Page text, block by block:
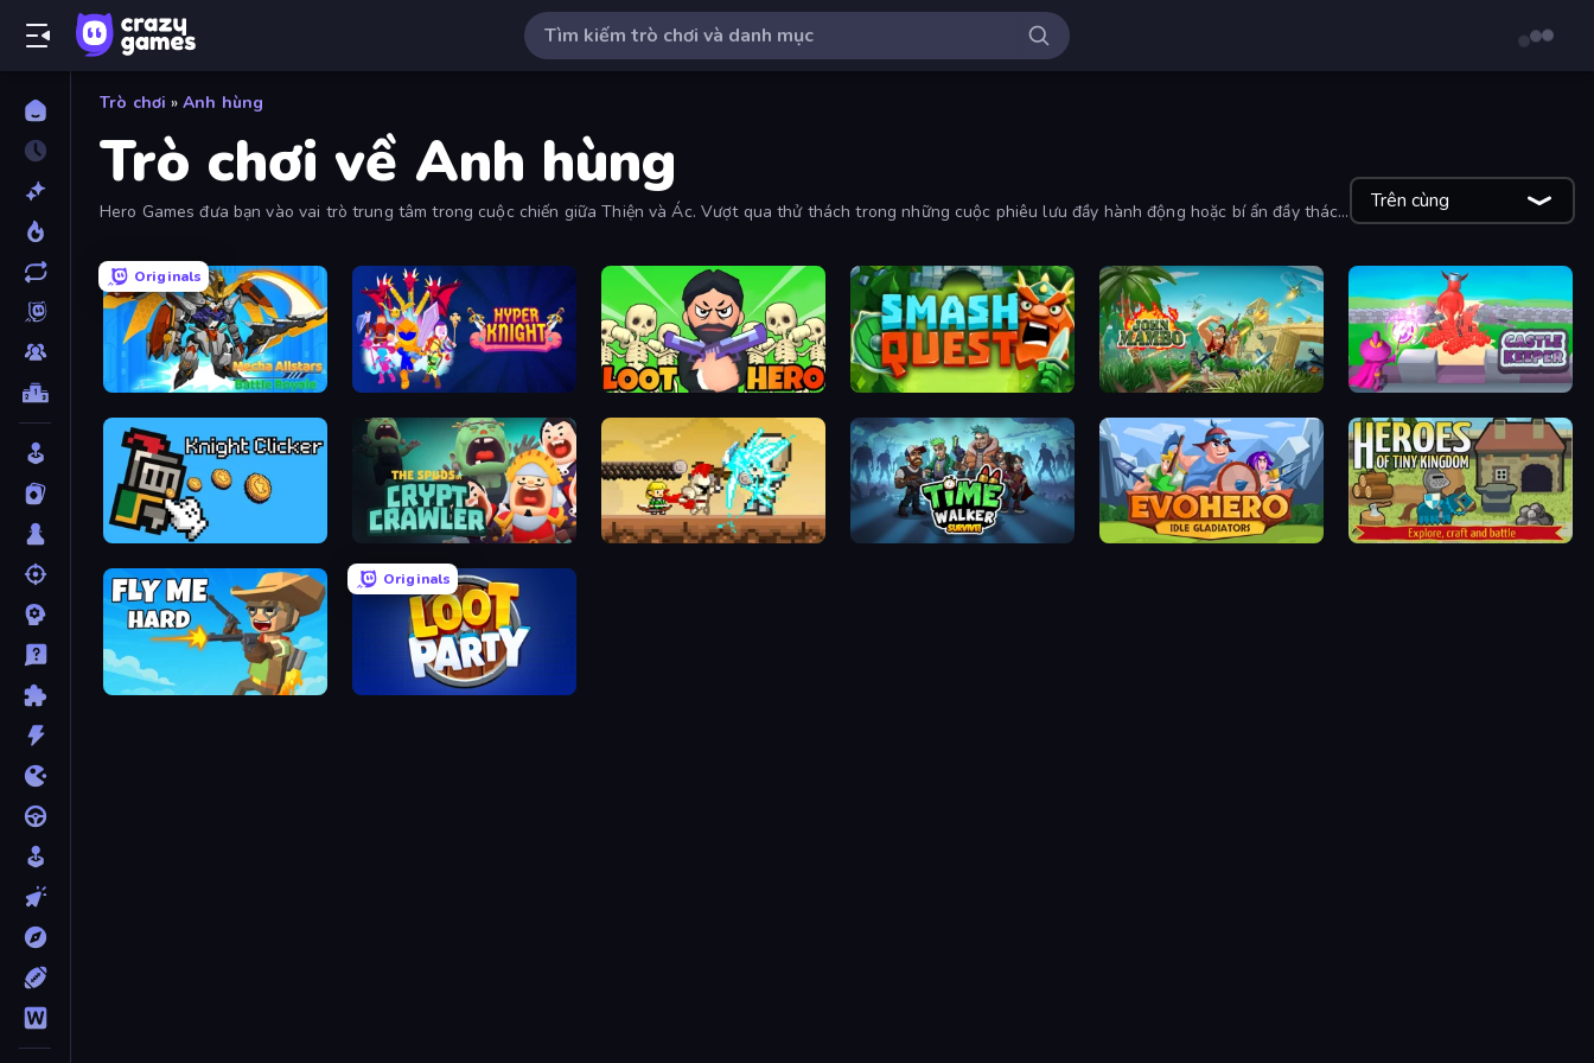
Trò chơi » Anh hùng
Trò chơi về Anh hùng
Hero Games đưa bạn vào vai trò trung tâm trong cuộc chiến giữa Thiện và Ác. Vượt qua thử thách trong những cuộc phiêu lưu đầy hành động hoặc bí ẩn đầy thách
Trên cùng
Originals
Mecha Allstars Battle Royale Hyper Knight Loot Hero Smash Quest John Mambo Castle Keeper
Knight Clicker Crypt Crawler Clicker Knights vs Dragons Time Walker: Survive EvoHero: Idle Gladiators Heroes of Tiny Kingdom
Fly Me Hard
Originals